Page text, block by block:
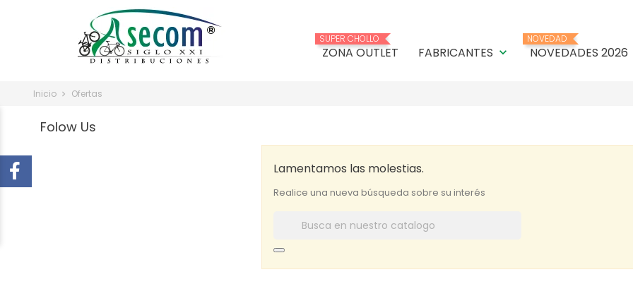
SUPER CHOLLO
ZONA OUTLET FABRICANTES keyboard_arrow_down
NOVEDAD
NOVEDADES 2026
Inicio Ofertas
Folow Us
Lamentamos las molestias.
Realice una nueva búsqueda sobre su interés